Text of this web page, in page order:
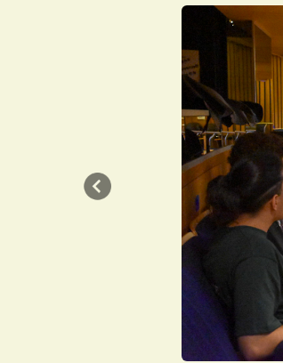
Anterior